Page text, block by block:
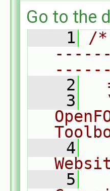
Go to the
    1
/
    2
    3
    4
    5